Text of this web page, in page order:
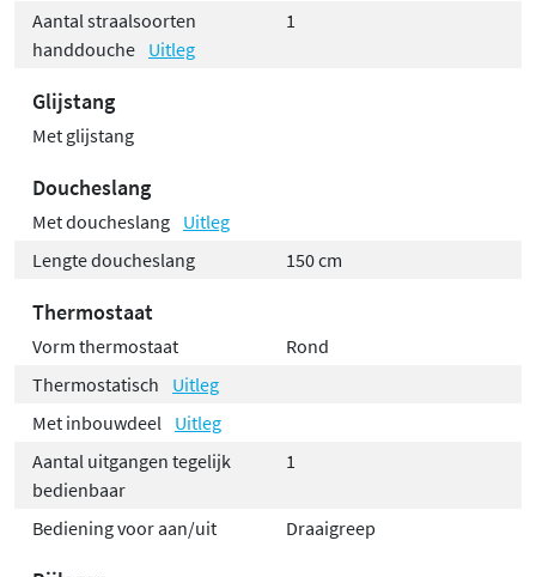
Aantal straalsoorten
handdouche Uitleg
1
Glijstang
Met glijstang
Doucheslang
Met doucheslang Uitleg
Lengte doucheslang
150 cm
Thermostaat
Vorm thermostaat
Rond
Thermostatisch
Uitleg
Met inbouwdeel Uitleg
Aantal uitgangen tegelijk
bedienbaar
1
Bediening voor aan/uit Draaigreep